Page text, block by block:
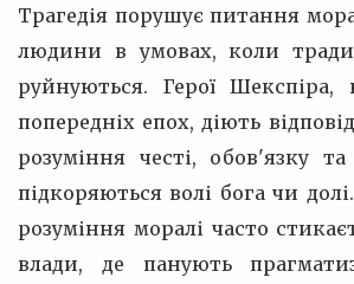
Трагедія порушує питання
людини в умовах, коли
руйнуються. Герої Шекспіра,
попередніх епох, діють
розуміння честі, обов'язку
підкоряються волі бога чи
розуміння моралі часто
влади, де панують